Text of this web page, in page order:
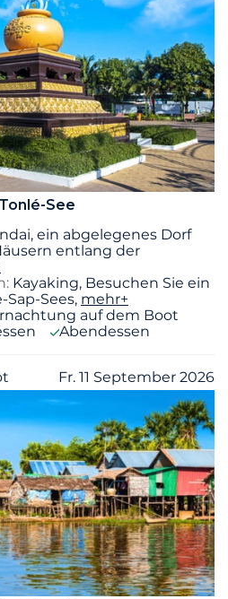
Tonlé-See
ein abgelegenes Dorf
entlang der
Kayaking, Besuchen Sie ein
Sap-Sees, mehr+
auf dem Boot
Abendessen
Fr. 11 September 2026